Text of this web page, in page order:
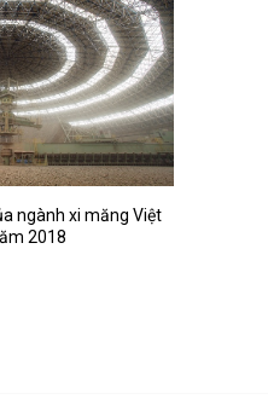
ngành xi măng Việt
2018